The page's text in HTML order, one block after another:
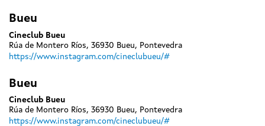
Bueu
Cineclub Bueu
Rúa de Montero Ríos, 36930 Bueu, Pontevedra
https://www.instagram.com/cineclubueu/#
Bueu
Cineclub Bueu
Rúa de Montero Ríos, 36930 Bueu, Pontevedra
https://www.instagram.com/cineclubueu/#